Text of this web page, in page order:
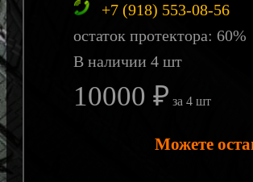
+7 (918) 553-08-56
остаток протектора: 60%
В наличии 4 шт
10000 ₽ за 4 шт
Можете